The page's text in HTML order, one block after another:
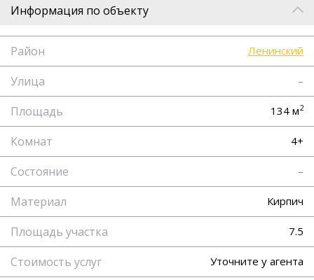
Информация по объекту
Район Ленинский
Улица –
Площадь 134 м2
Комнат 4+
Состояние –
Материал Кирпич
Площадь участка 7.5
Стоимость услуг Уточните у агента